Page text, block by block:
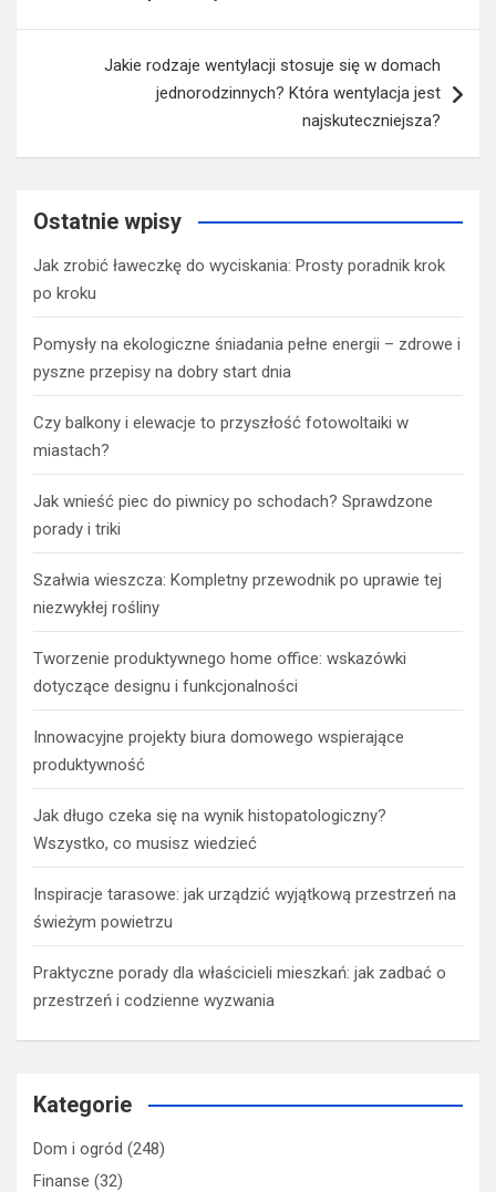
Jakie rodzaje wentylacji stosuje się w domach
jednorodzinnych? Która wentylacja jest
najskuteczniejsza?
Ostatnie wpisy
Jak zrobić ławeczkę do wyciskania: Prosty poradnik krok
po kroku
Pomysły na ekologiczne śniadania pełne energii – zdrowe i
pyszne przepisy na dobry start dnia
Czy balkony i elewacje to przyszłość fotowoltaiki w
miastach?
Jak wnieść piec do piwnicy po schodach? Sprawdzone
porady i triki
Szałwia wieszcza: Kompletny przewodnik po uprawie tej
niezwykłej rośliny
Tworzenie produktywnego home office: wskazówki
dotyczące designu i funkcjonalności
Innowacyjne projekty biura domowego wspierające
produktywność
Jak długo czeka się na wynik histopatologiczny?
Wszystko, co musisz wiedzieć
Inspiracje tarasowe: jak urządzić wyjątkową przestrzeń na
świeżym powietrzu
Praktyczne porady dla właścicieli mieszkań: jak zadbać o
przestrzeń i codzienne wyzwania
Kategorie
Dom i ogród (248)
Finanse (32)